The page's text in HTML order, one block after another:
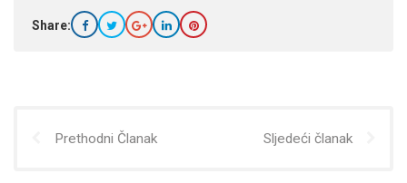
Share:
Prethodni Članak Sljedeći članak